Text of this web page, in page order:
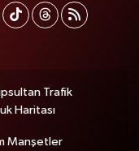
Trafik
Haritası
Manşetler